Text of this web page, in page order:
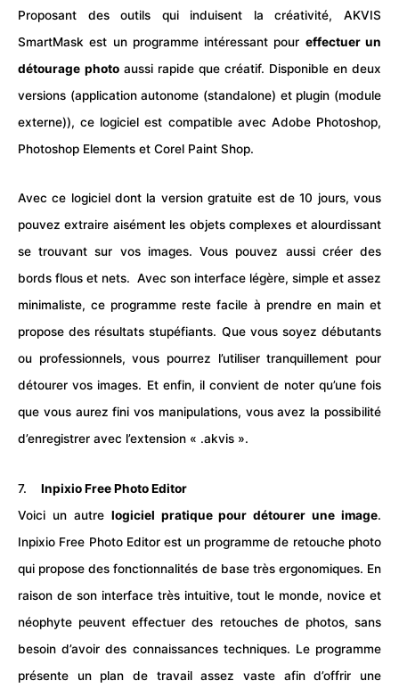
Proposant des outils qui induisent la créativité, AKVIS
SmartMask est un programme intéressant pour effectuer un
détourage photo aussi rapide que créatif. Disponible en deux
versions (application autonome (standalone) et plugin (module
externe)), ce logiciel est compatible avec Adobe Photoshop,
Photoshop Elements et Corel Paint Shop.
Avec ce logiciel dont la version gratuite est de 10 jours, vous
pouvez extraire aisément les objets complexes et alourdissant
se trouvant sur vos images. Vous pouvez aussi créer des
bords flous et nets. Avec son interface légère, simple et assez
minimaliste, ce programme reste facile à prendre en main et
propose des résultats stupéfiants. Que vous soyez débutants
ou professionnels, vous pourrez l’utiliser tranquillement pour
détourer vos images. Et enfin, il convient de noter qu’une fois
que vous aurez fini vos manipulations, vous avez la possibilité
d’enregistrer avec l’extension « .akvis ».
7. Inpixio Free Photo Editor
Voici un autre logiciel pratique pour détourer une image.
Inpixio Free Photo Editor est un programme de retouche photo
qui propose des fonctionnalités de base très ergonomiques. En
raison de son interface très intuitive, tout le monde, novice et
néophyte peuvent effectuer des retouches de photos, sans
besoin d’avoir des connaissances techniques. Le programme
présente un plan de travail assez vaste afin d’offrir une